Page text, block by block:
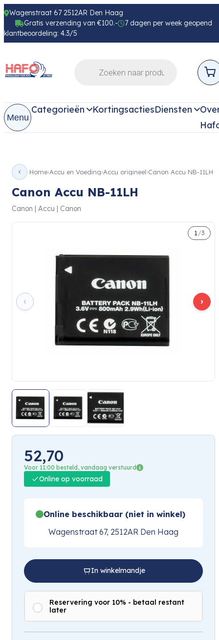
Wagenstraat 67 2512AR Den Haag
Gratis verzending van €100.-
7 dagen per week geopend
klantbeoordeling: 4.3/5
Menu
Categorieën KortingsactiesDiensten
Home Accu en Voeding Accu origineel Canon Accu NB-11LH
Canon Accu NB-11LH
Canon | Accu | Canon
‹ ›
1 /3
52,70
Voor 11:00 besteld, vandaag verstuurd
Online op voorraad
Online beschikbaar (niet in winkel)
Wagenstraat 67, 2512AR Den Haag
In winkelmandje
Reservering voor 10% - betaal restant
later